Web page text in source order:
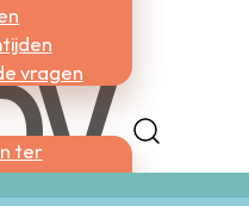
vragen
ter